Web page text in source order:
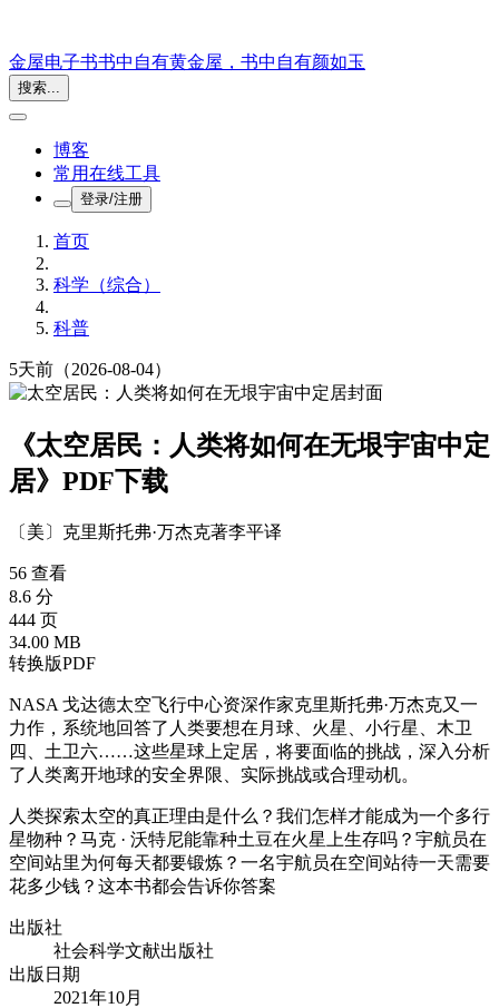
金屋电子书书中自有黄金屋，书中自有颜如玉
搜索...
博客
常用在线工具
登录/注册
首页
科学（综合）
科普
5天前 （2026-08-04）
《太空居民：人类将如何在无垠宇宙中定
居》PDF下载
〔美〕克里斯托弗·万杰克著李平译
56 查看
8.6 分
444 页
34.00 MB
转换版PDF
NASA 戈达德太空飞行中心资深作家克里斯托弗·万杰克又一
力作，系统地回答了人类要想在月球、火星、小行星、木卫
四、土卫六……这些星球上定居，将要面临的挑战，深入分析
了人类离开地球的安全界限、实际挑战或合理动机。
人类探索太空的真正理由是什么？我们怎样才能成为一个多行
星物种？马克 · 沃特尼能靠种土豆在火星上生存吗？宇航员在
空间站里为何每天都要锻炼？一名宇航员在空间站待一天需要
花多少钱？这本书都会告诉你答案
出版社
社会科学文献出版社
出版日期
2021年10月